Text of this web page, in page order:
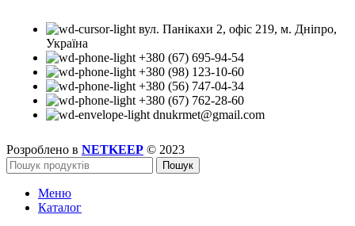
вул. Панікахи 2, офіс 219, м. Дніпро,
Україна
+380 (67) 695-94-54
+380 (98) 123-10-60
+380 (56) 747-04-34
+380 (67) 762-28-60
dnukrmet@gmail.com
Розроблено в NETKEEP © 2023
Пошук
Меню
Каталог